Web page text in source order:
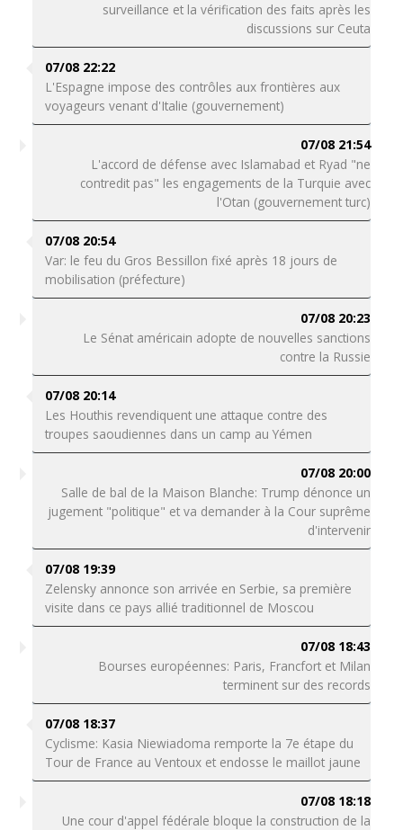
surveillance et la vérification des faits après les
discussions sur Ceuta
07/08 22:22
L'Espagne impose des contrôles aux frontières aux
voyageurs venant d'Italie (gouvernement)
07/08 21:54
L'accord de défense avec Islamabad et Ryad "ne
contredit pas" les engagements de la Turquie avec
l'Otan (gouvernement turc)
07/08 20:54
Var: le feu du Gros Bessillon fixé après 18 jours de
mobilisation (préfecture)
07/08 20:23
Le Sénat américain adopte de nouvelles sanctions
contre la Russie
07/08 20:14
Les Houthis revendiquent une attaque contre des
troupes saoudiennes dans un camp au Yémen
07/08 20:00
Salle de bal de la Maison Blanche: Trump dénonce un
jugement "politique" et va demander à la Cour suprême
d'intervenir
07/08 19:39
Zelensky annonce son arrivée en Serbie, sa première
visite dans ce pays allié traditionnel de Moscou
07/08 18:43
Bourses européennes: Paris, Francfort et Milan
terminent sur des records
07/08 18:37
Cyclisme: Kasia Niewiadoma remporte la 7e étape du
Tour de France au Ventoux et endosse le maillot jaune
07/08 18:18
Une cour d'appel fédérale bloque la construction de la